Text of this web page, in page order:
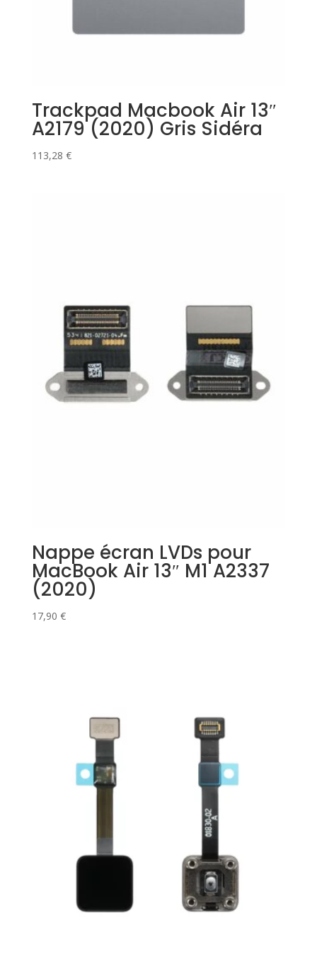
Trackpad Macbook Air 13″
A2179 (2020) Gris Sidéra
113,28 €
Nappe écran LVDs pour
MacBook Air 13″ M1 A2337
(2020)
17,90 €